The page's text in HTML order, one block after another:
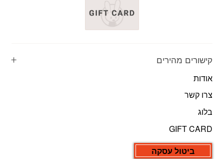
קישורים מהירים
אודות
צרו קשר
בלוג
GIFT CARD
ביטול עסקה